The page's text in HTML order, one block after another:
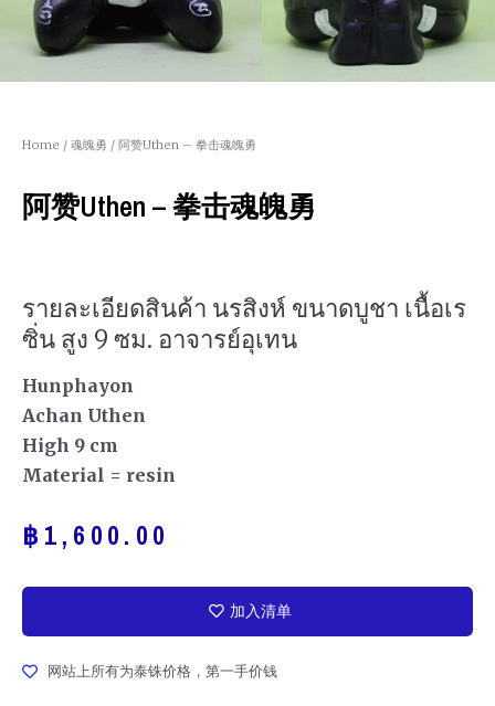
Home / 魂魄勇 / 阿赞Uthen – 拳击魂魄勇
阿赞Uthen – 拳击魂魄勇
รายละเอียดสินค้า นรสิงห์ ขนาดบูชา เนื้อเร
ซิ่น สูง 9 ซม. อาจารย์อุเทน
Hunphayon
Achan Uthen
High 9 cm
Material = resin
฿ 1,600.00
加入清单
网站上所有为泰铢价格，第一手价钱